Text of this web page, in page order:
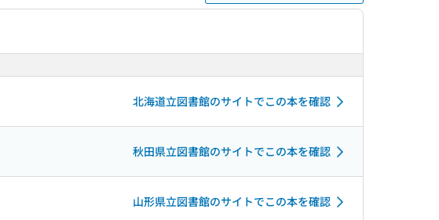
北海道立図書館のサイトでこの本を確認
秋田県立図書館のサイトでこの本を確認
山形県立図書館のサイトでこの本を確認